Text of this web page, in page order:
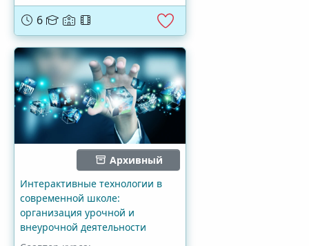
6
Архивный
Интерактивные технологии в
современной школе:
организация урочной и
внеурочной деятельности